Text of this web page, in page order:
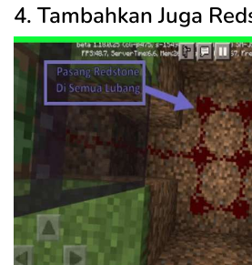
4. Tambahkan Juga